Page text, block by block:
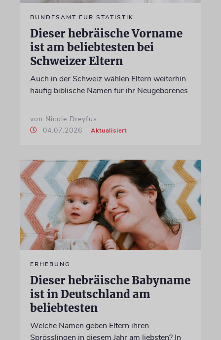
BUNDESAMT FÜR STATISTIK
Dieser hebräische Vorname
ist am beliebtesten bei
Schweizer Eltern
Auch in der Schweiz wählen Eltern weiterhin
häufig biblische Namen für ihr Neugeborenes
von Nicole Dreyfus
04.07.2026
Aktualisiert
ERHEBUNG
Dieser hebräische Babyname
ist in Deutschland am
beliebtesten
Welche Namen geben Eltern ihren
Sprösslingen in diesem Jahr am liebsten? In